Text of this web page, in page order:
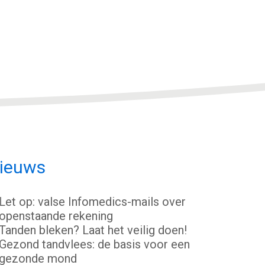
Let op: valse Infomedics-mails over
openstaande rekening
bleken? Laat het veilig doen!
Gezond tandvlees: de basis voor een
gezonde mond